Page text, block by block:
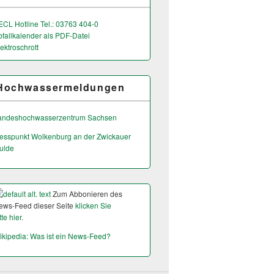
Hotline Tel.: 03763 404-0
als PDF-Datei
Sachsen
Wolkenburg an der Zwickauer
Zum Abbonieren des
Feed dieser Seite klicken Sie
hier.
Was ist ein News-Feed?